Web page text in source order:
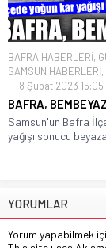
BAFRA HABERLERİ,
SAMSUN HABERLERİ,
8 Şubat 2023 15:05
BAFRA,
Samsun'un Bafra
yağışı sonucu
YORUMLAR
Yorum yapabilmek